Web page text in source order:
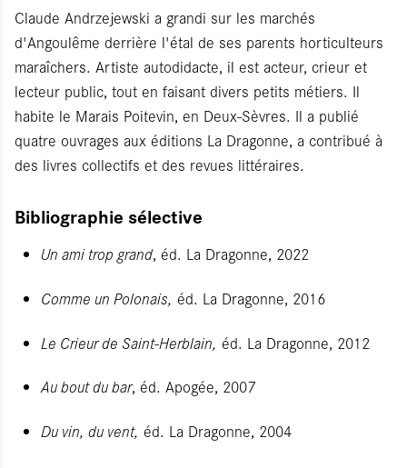
Claude Andrzejewski a grandi sur les marchés
d'Angoulême derrière l'étal de ses parents horticulteurs
maraîchers. Artiste autodidacte, il est acteur, crieur et
lecteur public, tout en faisant divers petits métiers. Il
habite le Marais Poitevin, en Deux-Sèvres. Il a publié
quatre ouvrages aux éditions La Dragonne, a contribué à
des livres collectifs et des revues littéraires.
Bibliographie sélective
Un ami trop grand, éd. La Dragonne, 2022
Comme un Polonais, éd. La Dragonne, 2016
Le Crieur de Saint-Herblain, éd. La Dragonne, 2012
Au bout du bar, éd. Apogée, 2007
Du vin, du vent, éd. La Dragonne, 2004